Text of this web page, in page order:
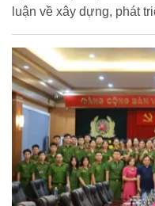
luận về xây dựng, phát
và công tác chính trị và
Hoan, Phó Giám đốc
thảo.